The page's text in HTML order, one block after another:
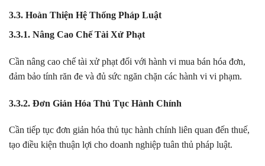
3.3. Hoàn Thiện Hệ Thống Pháp Luật
3.3.1. Nâng Cao Chế Tài Xử Phạt
Cần nâng cao chế tài xử phạt đối với hành vi mua bán hóa đơn,
đảm bảo tính răn đe và đủ sức ngăn chặn các hành vi vi phạm.
3.3.2. Đơn Giản Hóa Thủ Tục Hành Chính
Cần tiếp tục đơn giản hóa thủ tục hành chính liên quan đến thuế,
tạo điều kiện thuận lợi cho doanh nghiệp tuân thủ pháp luật.